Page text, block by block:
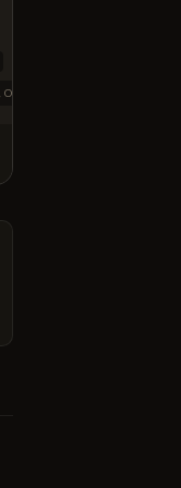
shenqi. Silhouette
R. Regalado-Fernandez,